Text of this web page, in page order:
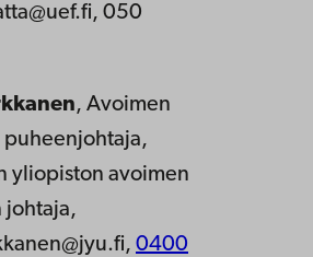
050
, Avoimen
puheenjohtaja,
yliopiston avoimen
johtaja,
0400